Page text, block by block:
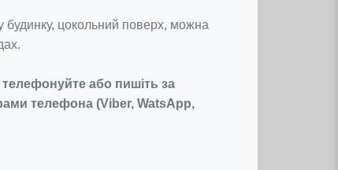
будинку, цокольний поверх, можна
або пишіть за
телефона (Viber, WatsApp,